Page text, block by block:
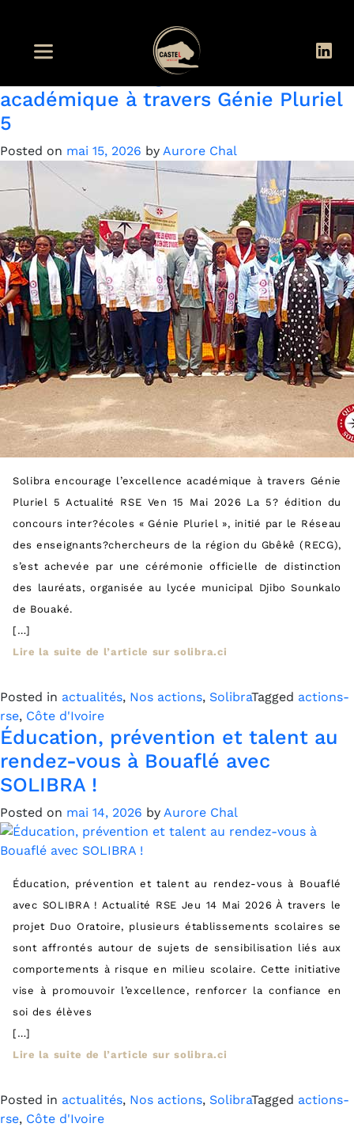
Côte d’Ivoire
Solibra encourage l’excellence
académique à travers Génie Pluriel
5
Posted on mai 15, 2026 by Aurore Chal
Solibra encourage l’excellence académique à travers Génie
Pluriel 5 Actualité RSE Ven 15 Mai 2026 La 5? édition du
concours inter?écoles « Génie Pluriel », initié par le Réseau
des enseignants?chercheurs de la région du Gbêkê (RECG),
s’est achevée par une cérémonie officielle de distinction
des lauréats, organisée au lycée municipal Djibo Sounkalo
de Bouaké.
[…]
Lire la suite de l’article sur solibra.ci
Posted in actualités, Nos actions, SolibraTagged actions-
rse, Côte d'Ivoire
Éducation, prévention et talent au
rendez-vous à Bouaflé avec
SOLIBRA !
Posted on mai 14, 2026 by Aurore Chal
Éducation, prévention et talent au rendez-vous à Bouaflé
avec SOLIBRA ! Actualité RSE Jeu 14 Mai 2026 À travers le
projet Duo Oratoire, plusieurs établissements scolaires se
sont affrontés autour de sujets de sensibilisation liés aux
comportements à risque en milieu scolaire. Cette initiative
vise à promouvoir l’excellence, renforcer la confiance en
soi des élèves
[…]
Lire la suite de l’article sur solibra.ci
Posted in actualités, Nos actions, SolibraTagged actions-
rse, Côte d'Ivoire